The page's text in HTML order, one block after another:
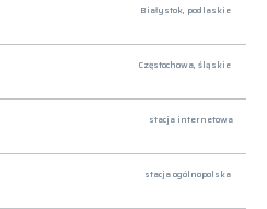
Białystok, podlaskie
Częstochowa, śląskie
stacja internetowa
stacja ogólnopolska